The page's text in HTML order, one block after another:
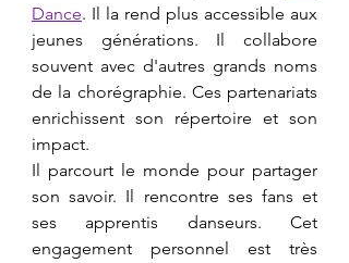
Dance. Il la rend plus accessible aux
jeunes générations. Il collabore
souvent avec d'autres grands noms
de la chorégraphie. Ces partenariats
enrichissent son répertoire et son
impact.
​Il parcourt le monde pour partager
son savoir. Il rencontre ses fans et
ses apprentis danseurs. Cet
engagement personnel est très